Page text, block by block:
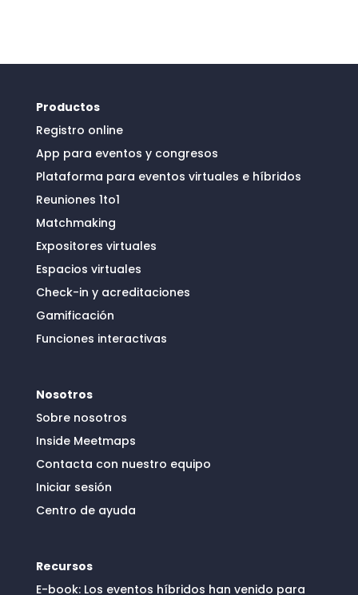
Productos
Registro online
App para eventos y congresos
Plataforma para eventos virtuales e híbridos
Reuniones 1to1
Matchmaking
Expositores virtuales
Espacios virtuales
Check-in y acreditaciones
Gamificación
Funciones interactivas
Nosotros
Sobre nosotros
Inside Meetmaps
Contacta con nuestro equipo
Iniciar sesión
Centro de ayuda
Recursos
E-book: Los eventos híbridos han venido para